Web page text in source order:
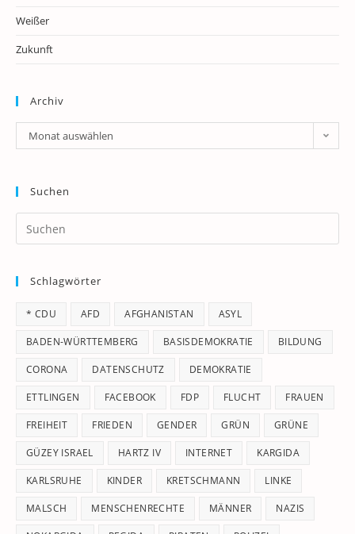
Weißer
Zukunft
Archiv
Archiv
Monat auswählen
Suchen
Schlagwörter
* CDU AFD AFGHANISTAN ASYL
BADEN-WÜRTTEMBERG BASISDEMOKRATIE BILDUNG
CORONA DATENSCHUTZ DEMOKRATIE
ETTLINGEN FACEBOOK FDP FLUCHT FRAUEN
FREIHEIT FRIEDEN GENDER GRÜN GRÜNE
GÜZEY ISRAEL HARTZ IV INTERNET KARGIDA
KARLSRUHE KINDER KRETSCHMANN LINKE
MALSCH MENSCHENRECHTE MÄNNER NAZIS